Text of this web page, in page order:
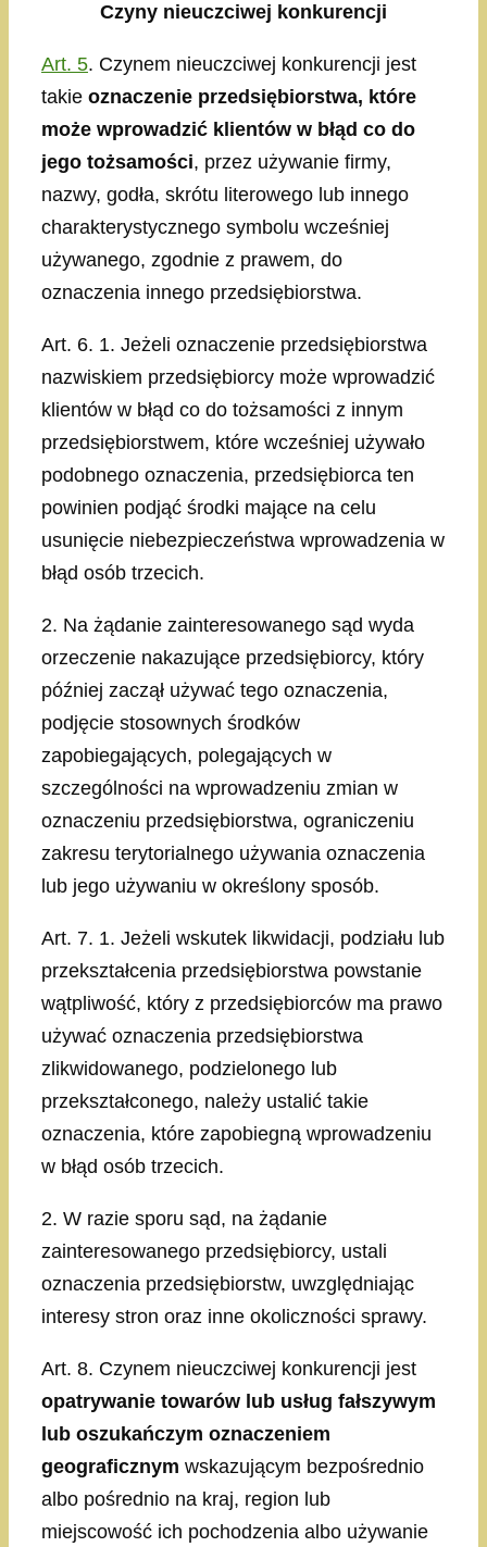
Czyny nieuczciwej konkurencji
Art. 5. Czynem nieuczciwej konkurencji jest
takie oznaczenie przedsiębiorstwa, które
może wprowadzić klientów w błąd co do
jego tożsamości, przez używanie firmy,
nazwy, godła, skrótu literowego lub innego
charakterystycznego symbolu wcześniej
używanego, zgodnie z prawem, do
oznaczenia innego przedsiębiorstwa.
Art. 6. 1. Jeżeli oznaczenie przedsiębiorstwa
nazwiskiem przedsiębiorcy może wprowadzić
klientów w błąd co do tożsamości z innym
przedsiębiorstwem, które wcześniej używało
podobnego oznaczenia, przedsiębiorca ten
powinien podjąć środki mające na celu
usunięcie niebezpieczeństwa wprowadzenia w
błąd osób trzecich.
2. Na żądanie zainteresowanego sąd wyda
orzeczenie nakazujące przedsiębiorcy, który
później zaczął używać tego oznaczenia,
podjęcie stosownych środków
zapobiegających, polegających w
szczególności na wprowadzeniu zmian w
oznaczeniu przedsiębiorstwa, ograniczeniu
zakresu terytorialnego używania oznaczenia
lub jego używaniu w określony sposób.
Art. 7. 1. Jeżeli wskutek likwidacji, podziału lub
przekształcenia przedsiębiorstwa powstanie
wątpliwość, który z przedsiębiorców ma prawo
używać oznaczenia przedsiębiorstwa
zlikwidowanego, podzielonego lub
przekształconego, należy ustalić takie
oznaczenia, które zapobiegną wprowadzeniu
w błąd osób trzecich.
2. W razie sporu sąd, na żądanie
zainteresowanego przedsiębiorcy, ustali
oznaczenia przedsiębiorstw, uwzględniając
interesy stron oraz inne okoliczności sprawy.
Art. 8. Czynem nieuczciwej konkurencji jest
opatrywanie towarów lub usług fałszywym
lub oszukańczym oznaczeniem
geograficznym wskazującym bezpośrednio
albo pośrednio na kraj, region lub
miejscowość ich pochodzenia albo używanie